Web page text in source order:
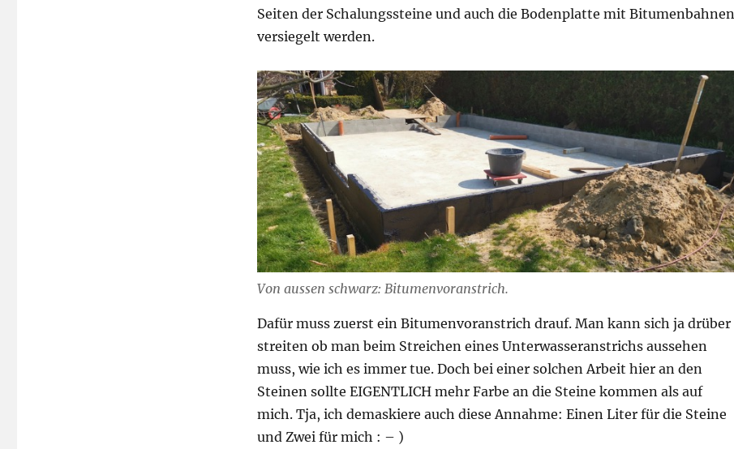
Seiten der Schalungssteine und auch die Bodenplatte mit Bitumenbahnen
versiegelt werden.
Von aussen schwarz: Bitumenvoranstrich.
Dafür muss zuerst ein Bitumenvoranstrich drauf. Man kann sich ja drüber
streiten ob man beim Streichen eines Unterwasseranstrichs aussehen
muss, wie ich es immer tue. Doch bei einer solchen Arbeit hier an den
Steinen sollte EIGENTLICH mehr Farbe an die Steine kommen als auf
mich. Tja, ich demaskiere auch diese Annahme: Einen Liter für die Steine
und Zwei für mich : – )